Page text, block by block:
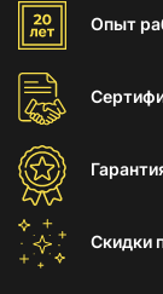
Опыт
Скидки